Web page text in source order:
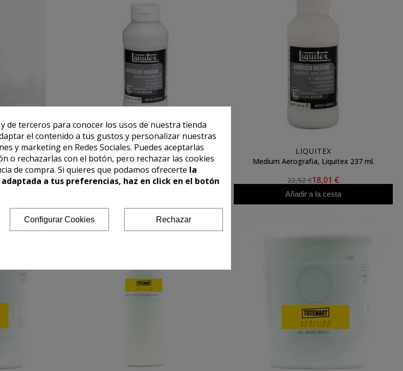
para
**
LIQUITEX
Medium Iridiscente, Liquitex 237 ml. **
22,52 €18,01 €
LIQUITEX
Medium Aerografia, Liquitex 237 ml.
22,52 €18,01 €
Añadir a la cesta
de terceros para conocer los usos de nuestra tienda
el contenido a tus gustos y personalizar nuestras
y marketing en Redes Sociales. Puedes aceptarlas
o rechazarlas con el botón, pero rechazar las cookies
de compra. Si quieres que podamos ofrecerte la
a tus preferencias, haz en click en el botón
Configurar Cookies Rechazar